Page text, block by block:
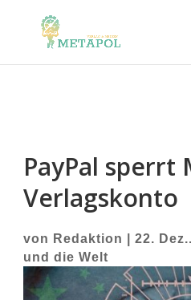
PayPal sperrt
Verlagskonto
von Redaktion 22.
und die Welt